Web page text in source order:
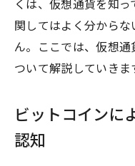
くは、仮想通貨を知
関してはよく分から
ん。ここでは、仮想
ついて解説していきま
ビットコインに
認知